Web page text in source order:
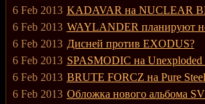
6 Feb 2013 KADAVAR на NUCLEAR
6 Feb 2013 WAYLANDER планируют
6 Feb 2013 Дисней против EXODUS?
6 Feb 2013 SPASMODIC на Unexploded
6 Feb 2013 BRUTE FORCZ на Pure
6 Feb 2013 Обложка нового альбома